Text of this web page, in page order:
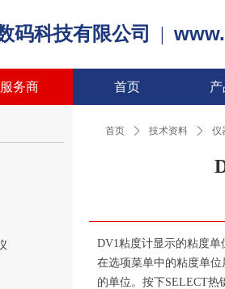
码科技有限公司 |
首页
务商
首页 ꄲ 技术资料 ꄲ 仪
DV1粘度计显示的粘度
在选项菜单中的粘度单
的单位。按下SELECT